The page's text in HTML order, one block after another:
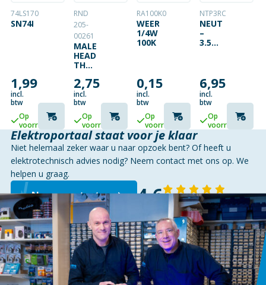
74LS170
SN74LS170
1,99
incl.
btw
Op
voorraad
RND
205-
00261
MALE
HEADER
THT
PIN
[PCB,
THROUGH-
HOLE]
9P
2,75
incl.
btw
Op
voorraad
RA100K0
WEERSTAND
1/4W
100K
0,15
incl.
btw
Op
voorraad
NTP3RC
NEUTRIK
–
3.5MM
6,95
incl.
btw
Op
voorraad
Elektroportaal staat voor je klaar
Niet helemaal zeker waar u naar opzoek bent? Of heeft u
elektrotechnisch advies nodig? Neem contact met ons op. We
helpen u graag.
Neem contact op 4,6 143 reviews